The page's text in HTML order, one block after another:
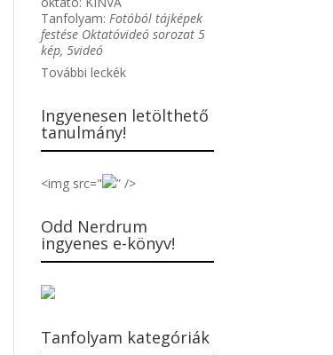
Tanfolyam:Fotóból tájképek
festése Oktatóvideó sorozat 5
kép, 5videó
További leckék
Ingyenesen letölthető
tanulmány!
<img src=" ” />
Odd Nerdrum
ingyenes e-könyv!
Tanfolyam kategóriák